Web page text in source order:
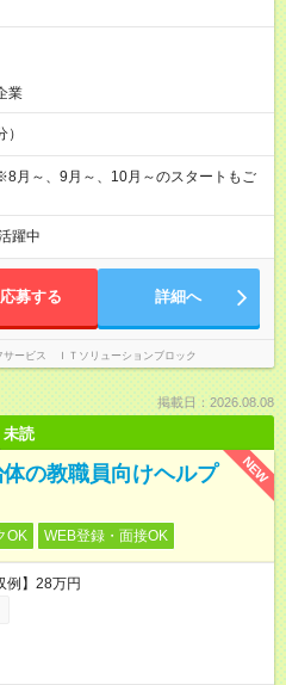
業
月～、9月～、10月～のスタートもご
躍中
応募する 詳細へ
サービス ＩＴソリューションブロック
掲載日：2026.08.08
未読
NEW
の教職員向けヘルプ
OK WEB登録・面接OK
】28万円